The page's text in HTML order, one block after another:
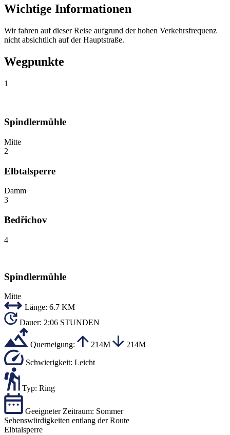
Wichtige Informationen
Wir fahren auf dieser Reise aufgrund der hohen Verkehrsfrequenz
nicht absichtlich auf der Hauptstraße.
Wegpunkte
1
Spindlermühle
Mitte
2
Elbtalsperre
Damm
3
Bedřichov
4
Spindlermühle
Mitte
Länge: 6.7 KM
Dauer: 2:06 STUNDEN
Querneigung: 214M 214M
Schwierigkeit: Leicht
Typ: Ring
Geeigneter Zeitraum: Sommer
Sehenswürdigkeiten entlang der Route
Elbtalsperre